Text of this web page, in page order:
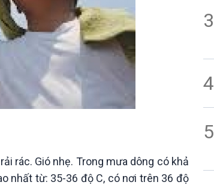
rác. Gió nhẹ. Trong mưa dông có khả
nhất từ: 35-36 độ C, có nơi trên 36 độ
3
4
5